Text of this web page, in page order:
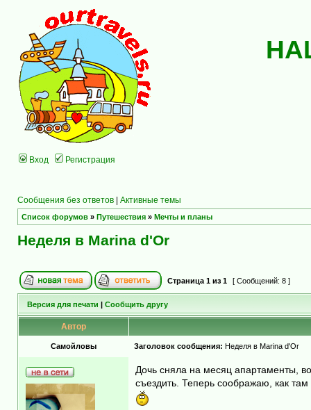
Вход Регистрация
Сообщения без ответов | Активные темы
Список форумов » Путешествия » Мечты и планы
Неделя в Marina d'Or
Страница 1 из 1 [ Сообщений: 8 ]
Версия для печати | Сообщить другу
Автор
Самойловы Заголовок сообщения: Неделя в Marina d'Or
Дочь сняла на месяц апартаменты,
съездить. Теперь соображаю, как